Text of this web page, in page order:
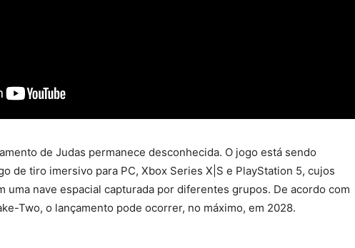
de Judas permanece desconhecida. O jogo está sendo
de tiro imersivo para PC, Xbox Series X|S e PlayStation 5, cujos
uma nave espacial capturada por diferentes grupos. De acordo com
Two, o lançamento pode ocorrer, no máximo, em 2028.